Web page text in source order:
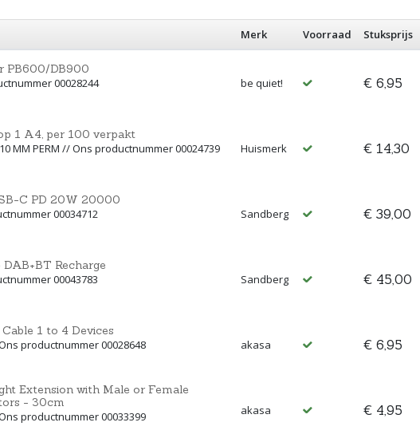
Merk Voorraad Stuksprijs
PB600/DB900
00028244
be quiet! € 6,95
1 A4, per 100 verpakt
MM PERM // Ons productnummer 00024739
Huismerk € 14,30
C PD 20W 20000
00034712
Sandberg € 39,00
Recharge
00043783
Sandberg € 45,00
1 to 4 Devices
productnummer 00028648
akasa € 6,95
Extension with Male or Female
- 30cm
productnummer 00033399
akasa € 4,95